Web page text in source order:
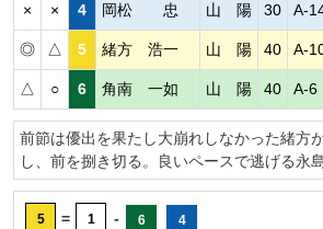
× × 4 岡松 忠 山 陽 30 A-
◎ △ 5 緒方 浩一 山 陽 40 A-
△ ○ 6 角南 一如 山 陽 40 A-6
前節は優出を果たし大崩れしなかった緒方
し、前を捌き切る。良いペースで逃げる永
5 = 1 - 6 4